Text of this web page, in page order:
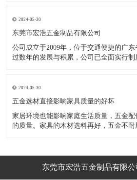
调节脚，橱柜就像得了“软骨症”，站都
柜五金件好
2024-05-30
东莞市宏浩五金制品有限公司
公司成立于2009年，位于交通便捷的广
过数年的发展与积累，公司已全面实行制
的改造创新，设计制造了一系列更加新颖
的新
2024-05-30
五金选材直接影响家具质量的好坏
家居环境也能影响家庭生活质量，五金
的质量。家具的木材选料再好，五金不耐
金、铝合金等。不同五金的加工工艺不
理、焊接、机械加东莞市宏浩五金制品有限